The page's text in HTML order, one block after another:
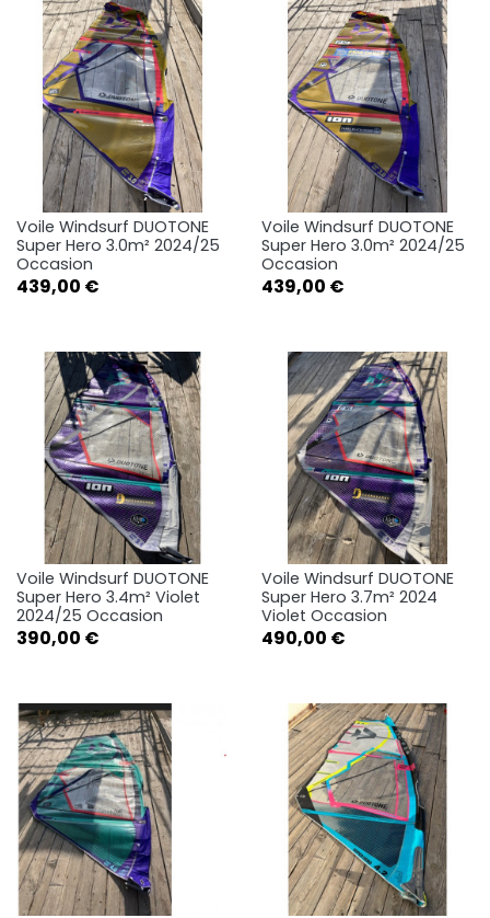
Voile Windsurf DUOTONE
Super Hero 3.0m² 2024/25
Occasion
Prix
439,00 €
Voile Windsurf DUOTONE
Super Hero 3.0m² 2024/25
Occasion
Prix
439,00 €
Voile Windsurf DUOTONE
Super Hero 3.4m² Violet
2024/25 Occasion
Prix
390,00 €
Voile Windsurf DUOTONE
Super Hero 3.7m² 2024
Violet Occasion
Prix
490,00 €